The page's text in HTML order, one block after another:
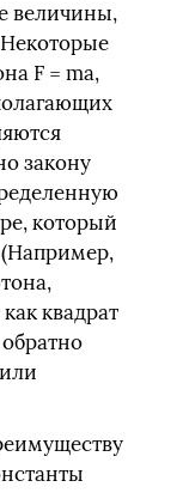
величины,
F = ma,
закону
который
(Например,
квадрат